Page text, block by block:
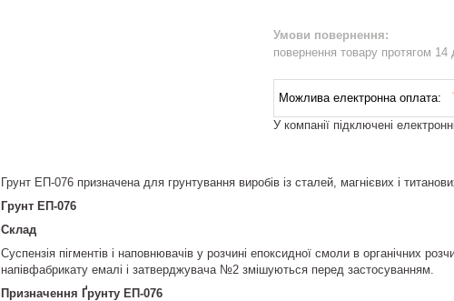
повернення товару протягом 14
У компанії підключені
Грунт ЕП-076 призначена для грунтування виробів із сталей, магнієвих і
Грунт ЕП-076
Склад
Суспензія пігментів і наповнювачів у розчині епоксидної смоли в органічних
напівфабрикату емалі і затверджувача №2 змішуються перед застосуванням.
Призначення Ґрунту ЕП-076